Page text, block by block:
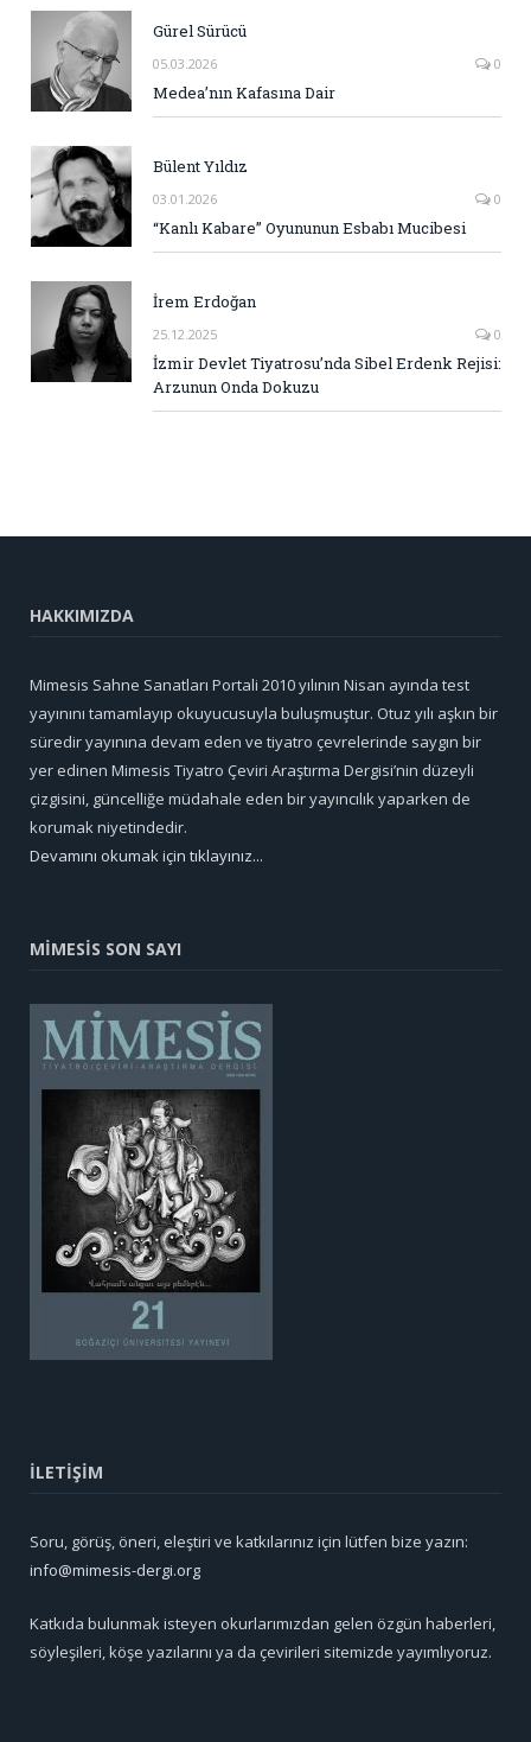
Gürel Sürücü
05.03.2026 0
Medea’nın Kafasına Dair
Bülent Yıldız
03.01.2026 0
“Kanlı Kabare” Oyununun Esbabı Mucibesi
İrem Erdoğan
25.12.2025 0
İzmir Devlet Tiyatrosu’nda Sibel Erdenk Rejisi:
Arzunun Onda Dokuzu
HAKKIMIZDA
Mimesis Sahne Sanatları Portali 2010 yılının Nisan ayında test
yayınını tamamlayıp okuyucusuyla buluşmuştur. Otuz yılı aşkın bir
süredir yayınına devam eden ve tiyatro çevrelerinde saygın bir
yer edinen Mimesis Tiyatro Çeviri Araştırma Dergisi’nin düzeyli
çizgisini, güncelliğe müdahale eden bir yayıncılık yaparken de
korumak niyetindedir.
Devamını okumak için tıklayınız...
MİMESİS SON SAYI
İLETİŞİM
Soru, görüş, öneri, eleştiri ve katkılarınız için lütfen bize yazın:
info@mimesis-dergi.org
Katkıda bulunmak isteyen okurlarımızdan gelen özgün haberleri,
söyleşileri, köşe yazılarını ya da çevirileri sitemizde yayımlıyoruz.